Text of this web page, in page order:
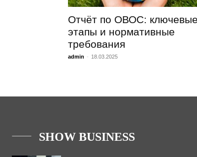
Отчёт по ОВОС: ключевые
этапы и нормативные
требования
admin - 18.03.2025
SHOW BUSINESS